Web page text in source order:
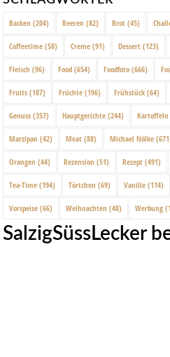
Backen (204) Beeren (82) Brot (45)
Coffeetime (58) Creme (91) Dessert (123)
Fleisch (96) Food (654) Foodfoto (666)
Fruits (187) Früchte (196) Frühstück (64)
Genuss (357) Hauptgerichte (244) Kartoffeln
Marzipan (42) Meat (88) Michael Nölke
Orangen (44) Rezension (51) Rezept (491)
Tea-Time (194) Törtchen (69) Vanille (114)
Vorspeise (66) Weihnachten (48) Werbung
SalzigSüssLecker